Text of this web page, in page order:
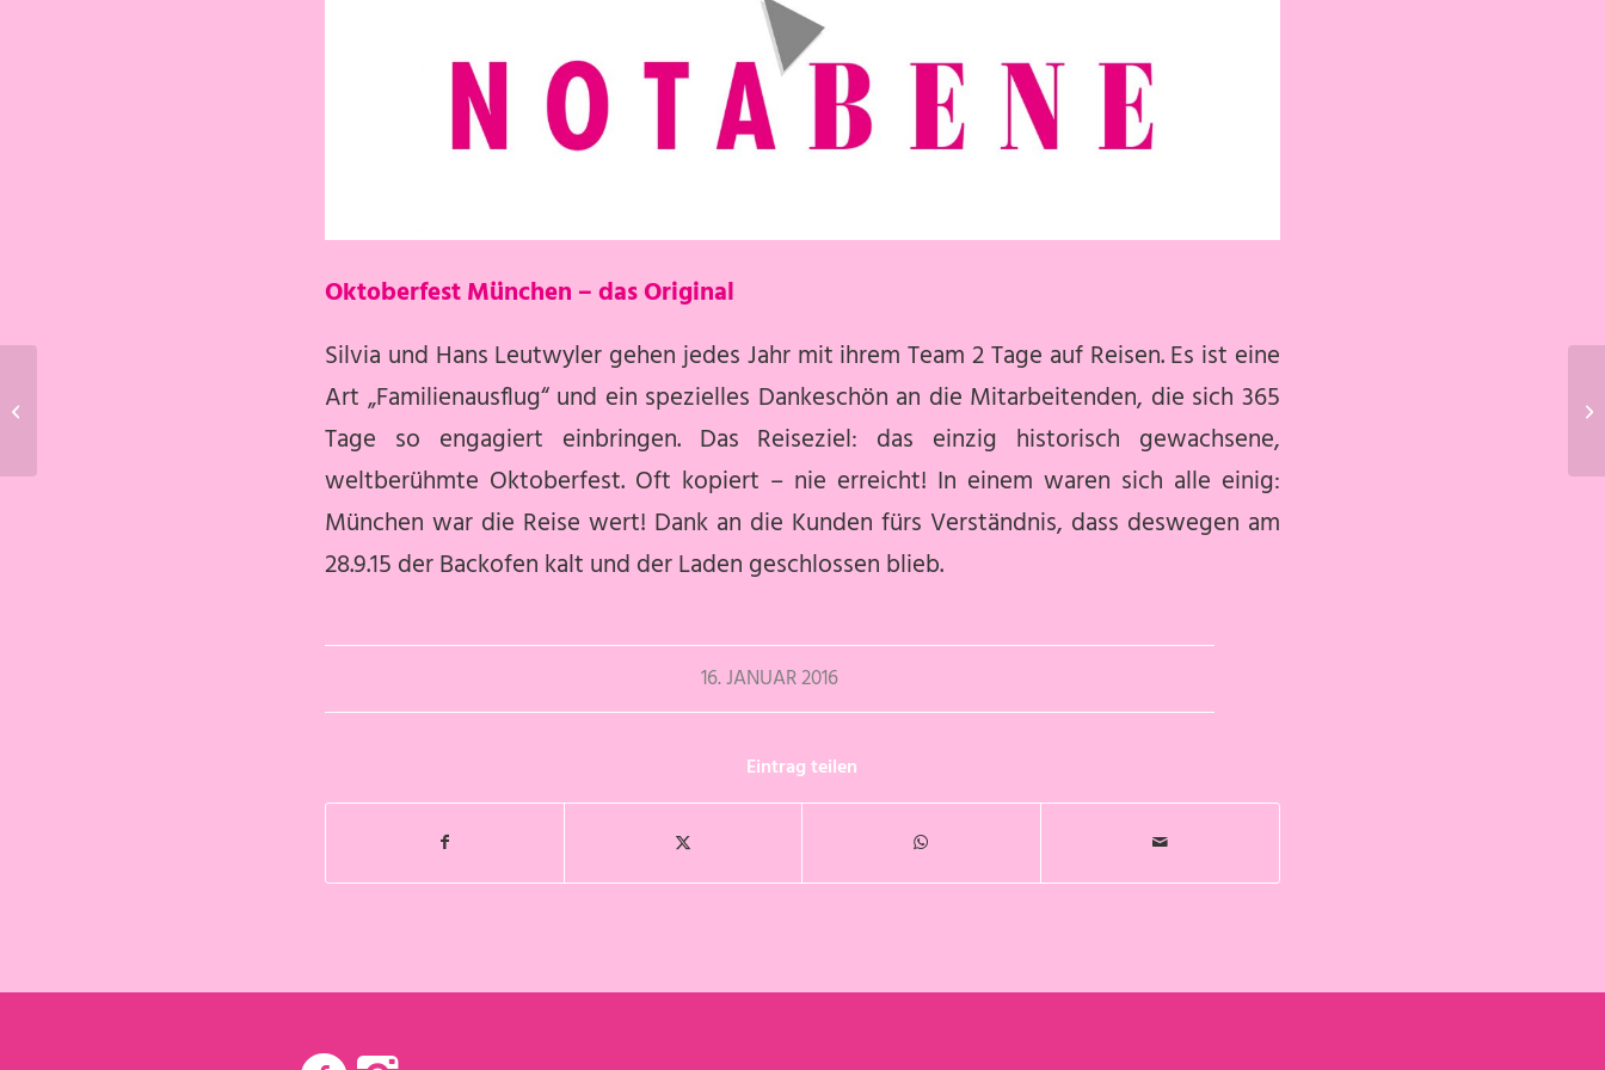
Oktoberfest München – das Original
Silvia und Hans Leutwyler gehen jedes Jahr mit ihrem Team 2 Tage auf Reisen. Es ist eine
Art „Familienausflug“ und ein spezielles Dankeschön an die Mitarbeitenden, die sich 365
Tage so engagiert einbringen. Das Reiseziel: das einzig historisch gewachsene,
weltberühmte Oktoberfest. Oft kopiert – nie erreicht! In einem waren sich alle einig:
München war die Reise wert! Dank an die Kunden fürs Verständnis, dass deswegen am
28.9.15 der Backofen kalt und der Laden geschlossen blieb.
16. JANUAR 2016
Eintrag teilen